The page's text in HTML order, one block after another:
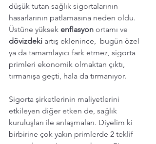
düşük tutan sağlık sigortalarının
hasarlarının patlamasına neden oldu.
Üstüne yüksek enflasyon ortamı ve
dövizdeki artış eklenince,  bugün özel
ya da tamamlayıcı fark etmez, sigorta
primleri ekonomik olmaktan çıktı,
tırmanışa geçti, hala da tırmanıyor.
Sigorta şirketlerinin maliyetlerini
etkileyen diğer etken de, sağlık
kuruluşları ile anlaşmaları. Diyelim ki
birbirine çok yakın primlerde 2 teklif